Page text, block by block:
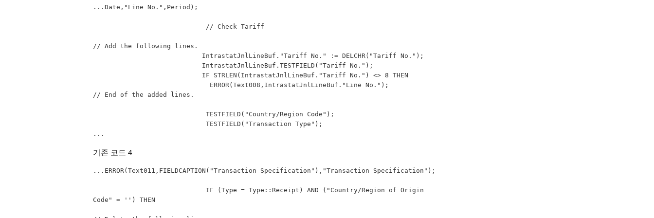
...Date,"Line No.",Period);
                             // Check Tariff
// Add the following lines.
                            IntrastatJnlLineBuf."Tariff No." := DELCHR("Tariff No.");
                            IntrastatJnlLineBuf.TESTFIELD("Tariff No.");
                            IF STRLEN(IntrastatJnlLineBuf."Tariff No.") <> 8 THEN
                              ERROR(Text008,IntrastatJnlLineBuf."Line No.");
// End of the added lines.
                             TESTFIELD("Country/Region Code");
                             TESTFIELD("Transaction Type");
...
기존 코드 4
...ERROR(Text011,FIELDCAPTION("Transaction Specification"),"Transaction Specification");
Code" = '') THEN